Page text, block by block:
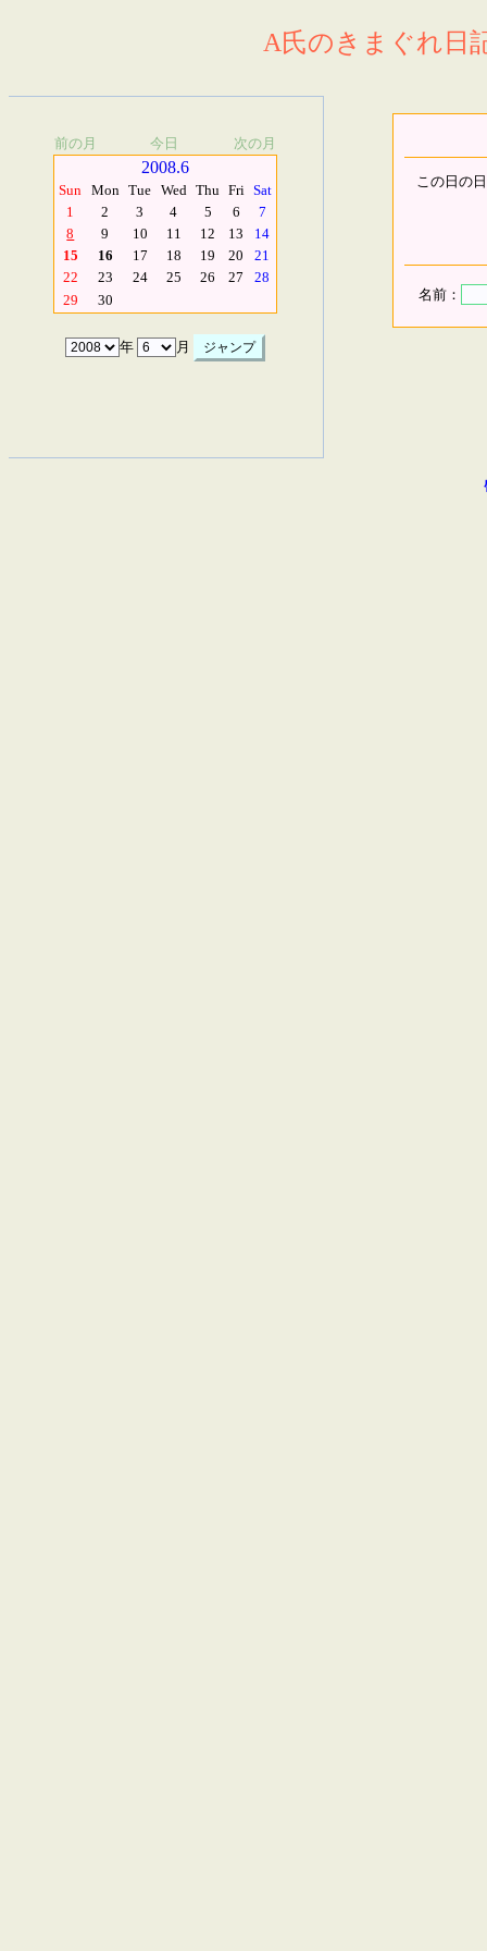
A氏のきまぐれ日
前の月 今日 次の月
2008.6
Sun Mon Tue Wed Thu Fri Sat
1
2 3 4 5 6
7
8
9 10 11 12 13
14
15
16 17 18 19 20
21
22
23 24 25 26 27
28
29
30
年 月
この日の
名前：